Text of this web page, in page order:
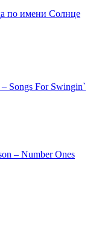
по имени Солнце
Songs For Swingin`
– Number Ones